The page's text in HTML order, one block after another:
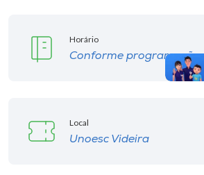
Horário
Conforme programação.
Local
Unoesc Videira